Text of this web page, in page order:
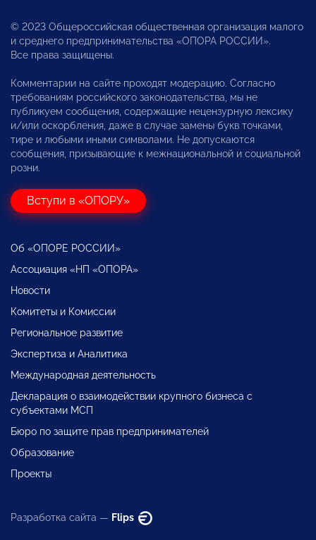
© 2023 Общероссийская общественная организация малого
и среднего предпринимательства «ОПОРА РОССИИ».
Все права защищены.
Комментарии на сайте проходят модерацию. Согласно
требованиям российского законодательства, мы не
публикуем сообщения, содержащие нецензурную лексику
и/или оскорбления, даже в случае замены букв точками,
тире и любыми иными символами. Не допускаются
сообщения, призывающие к межнациональной и социальной
розни.
Вступи в «ОПОРУ»
Об «ОПОРЕ РОССИИ»
Ассоциация «НП «ОПОРА»
Новости
Комитеты и Комиссии
Региональное развитие
Экспертиза и Аналитика
Международная деятельность
Декларация о взаимодействии крупного бизнеса с
субъектами МСП
Бюро по защите прав предпринимателей
Образование
Проекты
Разработка сайта — Flips